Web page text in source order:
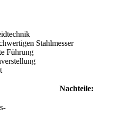
Stahlmesser
Führung
Nachteile: